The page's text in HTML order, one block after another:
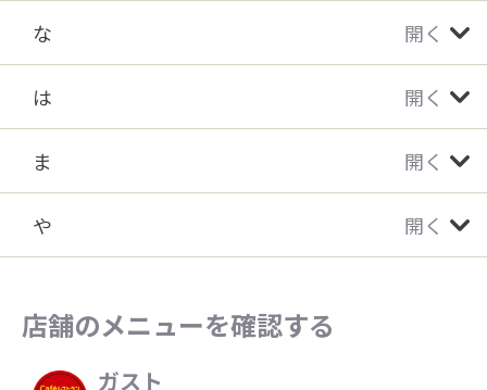
な 開く
は 開く
ま 開く
や 開く
店舗のメニューを確認する
ガスト